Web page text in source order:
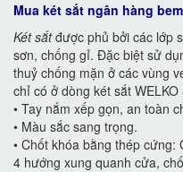
Mua két sắt ngân hàng
Két sắtđược phủ bởi các lớp
sơn, chống gỉ. Đặc biệt sử
thuỷ chống mặn ở các vùng
chỉ có ở dòng két sắt WELKO
• Tay nắm xếp gọn, an toàn
• Màu sắc sang trọng.
• Chốt khóa bằng thép
4 hướng xung quanh cửa,